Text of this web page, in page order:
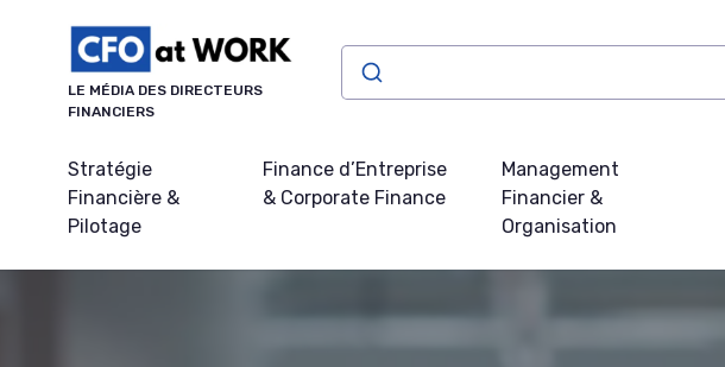
LE MÉDIA DES DIRECTEURS
FINANCIERS
Stratégie
Financière &
Pilotage
Finance d’Entreprise
& Corporate Finance
Management
Financier &
Organisation